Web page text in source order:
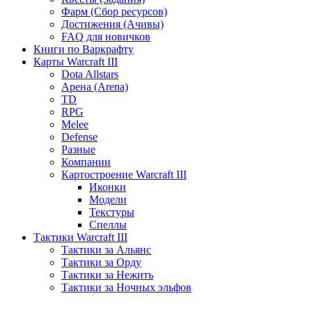
Фарм (Сбор ресурсов)
Достижения (Ачивы)
FAQ для новичков
Книги по Варкрафту
Карты Warcraft III
Dota Allstars
Арена (Arena)
TD
RPG
Melee
Defense
Разные
Компании
Картостроение Warcraft III
Иконки
Модели
Текстуры
Спеллы
Тактики Warcraft III
Тактики за Альянс
Тактики за Орду
Тактики за Нежить
Тактики за Ночных эльфов